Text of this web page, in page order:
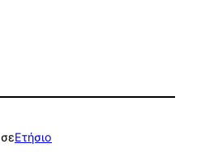
σεΕτήσιο